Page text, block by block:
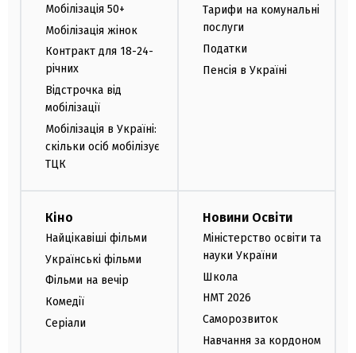
Мобілізація 50+
Мобілізація жінок
Контракт для 18-24-
річних
Відстрочка від
мобілізації
Мобілізація в Україні:
скільки осіб мобілізує
ТЦК
Тарифи на комунальні
послуги
Податки
Пенсія в Україні
Кіно
Найцікавіші фільми
Українські фільми
Фільми на вечір
Комедії
Серіали
Новини Освіти
Міністерство освіти та
науки України
Школа
НМТ 2026
Саморозвиток
Навчання за кордоном